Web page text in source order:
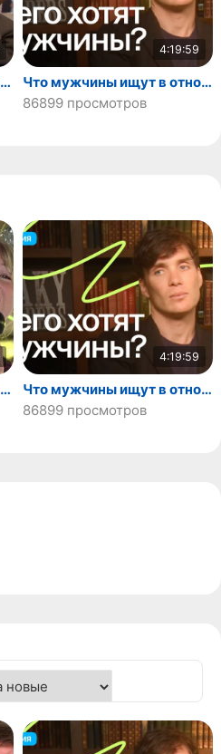
Как быть с выгоранием, стрессом и синдромом самозванца?
4:19:59
Что мужчины ищут в отношениях?
86899 просмотров
Почему страшно заявить о себе?
4:19:59
Что мужчины ищут в отношениях?
86899 просмотров